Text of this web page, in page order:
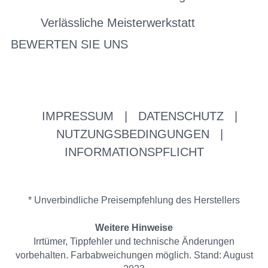
Verlässliche Meisterwerkstatt
BEWERTEN SIE UNS
IMPRESSUM DATENSCHUTZ
NUTZUNGSBEDINGUNGEN
INFORMATIONSPFLICHT
* Unverbindliche Preisempfehlung des Herstellers
Weitere Hinweise
Irrtümer, Tippfehler und technische Änderungen
vorbehalten. Farbabweichungen möglich. Stand: August